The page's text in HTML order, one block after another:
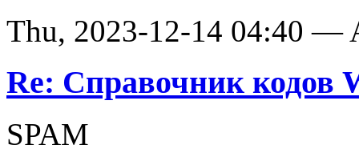
Thu, 2023-12-14 04:40 —
Re: Справочник кодов
SPAM